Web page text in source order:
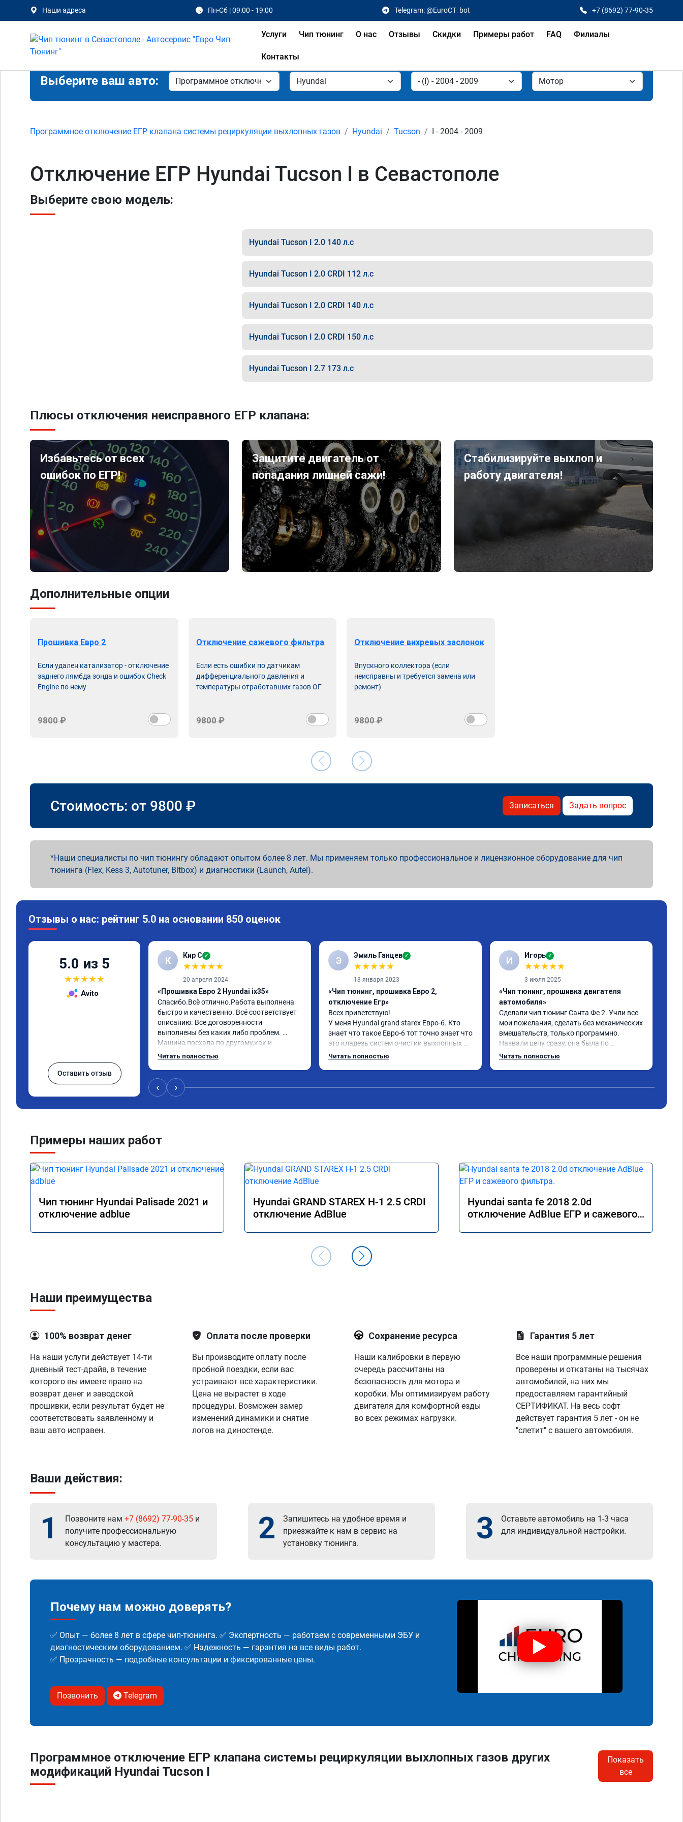
Наши адреса Пн-Сб | 09:00 - 19:00 Telegram: @EuroCT_bot +7 (8692) 77-90-35
Услуги Чип тюнинг О нас Отзывы Скидки Примеры работ FAQ Филиалы
Контакты
Выберите ваш авто:
Программное отключение ЕГР клапана системы рециркуляции выхлопных газов Hyundai Tucson I - 2004 - 2009
Отключение ЕГР Hyundai Tucson I в Севастополе
Выберите свою модель:
Hyundai Tucson I 2.0 140 л.с
Hyundai Tucson I 2.0 CRDI 112 л.с
Hyundai Tucson I 2.0 CRDI 140 л.с
Hyundai Tucson I 2.0 CRDI 150 л.с
Hyundai Tucson I 2.7 173 л.с
Плюсы отключения неисправного ЕГР клапана:
Избавьтесь от всех
ошибок по ЕГР!
Защитите двигатель от
попадания лишней сажи!
Стабилизируйте выхлоп и
работу двигателя!
Дополнительные опции
Прошивка Евро 2
Если удален катализатор - отключение
заднего лямбда зонда и ошибок Check
Engine по нему
9800 ₽
Отключение сажевого фильтра
Если есть ошибки по датчикам
дифференциального давления и
температуры отработавших газов ОГ
9800 ₽
Отключение вихревых заслонок
Впускного коллектора (если
неисправны и требуется замена или
ремонт)
9800 ₽
Стоимость: от 9800 ₽ Записаться Задать вопрос
Наши специалисты по чип тюнингу обладают опытом более 8 лет. Мы применяем только профессиональное и лицензионное оборудование для чип
тюнинга (Flex, Kess 3, Autotuner, Bitbox) и диагностики (Launch, Autel).
Отзывы о нас: рейтинг 5.0 на основании 850 оценок
5.0 из 5
★★★★★
Avito
Оставить отзыв
К Кир С ✓
★★★★★
20 апреля 2024
«Прошивка Евро 2 Hyundai ix35»
Спасибо.Всё отлично.Работа выполнена
быстро и качественно. Всё соответствует
описанию. Все договоренности
выполнены без каких либо проблем.
Машина поехала по другому,как и
обещали. Всё понравилось. Рекомендую
Читать полностью
Э Эмиль Ганцев ✓
★★★★★
18 января 2023
«Чип тюнинг, прошивка Евро 2,
отключение Егр»
Всех приветствую!
У меня Hyundai grand starex Евро-6. Кто
знает что такое Евро-6 тот точно знает что
это кладезь систем очистки выхлопных
газов, там и ЕГР и мочевина, сажевый
В общем рекомендую. Всем добра и
Читать полностью
И Игорь ✓
★★★★★
3 июля 2025
«Чип тюнинг, прошивка двигателя
автомобиля»
Сделали чип тюнинг Санта Фе 2. Учли все
мои пожелания, сделать без механических
вмешательств, только программно.
Назвали цену сразу, она была по
окончании работ без изменений.
Читать полностью
‹ ›
Примеры наших работ
Чип тюнинг Hyundai Palisade 2021 и
отключение adblue
Hyundai GRAND STAREX H-1 2.5 CRDI
отключение AdBlue
Hyundai santa fe 2018 2.0d
отключение AdBlue ЕГР и сажевого
Наши преимущества
100% возврат денег
На наши услуги действует 14-ти
дневный тест-драйв, в течение
которого вы имеете право на
возврат денег и заводской
прошивки, если результат будет не
соответствовать заявленному и
ваш авто исправен.
Оплата после проверки
Вы производите оплату после
пробной поездки, если вас
устраивают все характеристики.
Цена не вырастет в ходе
процедуры. Возможен замер
изменений динамики и снятие
логов на диностенде.
Сохранение ресурса
Наши калибровки в первую
очередь рассчитаны на
безопасность для мотора и
коробки. Мы оптимизируем работу
двигателя для комфортной езды
во всех режимах нагрузки.
Гарантия 5 лет
Все наши программные решения
проверены и откатаны на тысячах
автомобилей, на них мы
предоставляем гарантийный
СЕРТИФИКАТ. На весь софт
действует гарантия 5 лет - он не
"слетит" с вашего автомобиля.
Ваши действия:
1 Позвоните нам +7 (8692) 77-90-35 и
получите профессиональную
консультацию у мастера.
2
Запишитесь на удобное время и
приезжайте к нам в сервис на
установку тюнинга.
3
Оставьте автомобиль на 1-3 часа
для индивидуальной настройки.
Почему нам можно доверять?
✅ Опыт — более 8 лет в сфере чип-тюнинга. ✅ Экспертность — работаем с современными ЭБУ и
диагностическим оборудованием. ✅ Надежность — гарантия на все виды работ.
✅ Прозрачность — подробные консультации и фиксированные цены.
Позвонить Telegram
Программное отключение ЕГР клапана системы рециркуляции выхлопных газов других
модификаций Hyundai Tucson I
Показать
все